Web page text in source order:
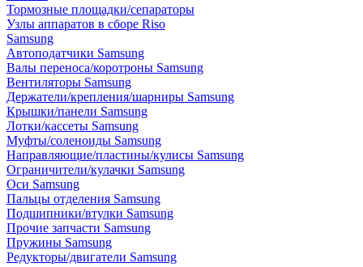
Тормозные площадки/сепараторы
Узлы аппаратов в сборе Riso
Samsung
Автоподатчики Samsung
Валы переноса/коротроны Samsung
Вентиляторы Samsung
Держатели/крепления/шарниры Samsung
Крышки/панели Samsung
Лотки/кассеты Samsung
Муфты/соленоиды Samsung
Направляющие/пластины/кулисы Samsung
Ограничители/кулачки Samsung
Оси Samsung
Пальцы отделения Samsung
Подшипники/втулки Samsung
Прочие запчасти Samsung
Пружины Samsung
Редукторы/двигатели Samsung